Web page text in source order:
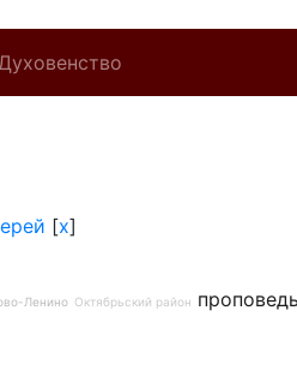
[x]
Ленино Октябрьский район проповедь